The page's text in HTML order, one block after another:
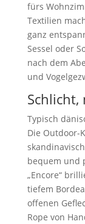
fürs
Textilien
ganz
Sessel oder
nach dem
und
Typisch
Die Outdoor-
bequem und
„Encore“
tiefem
offenen
Rope von